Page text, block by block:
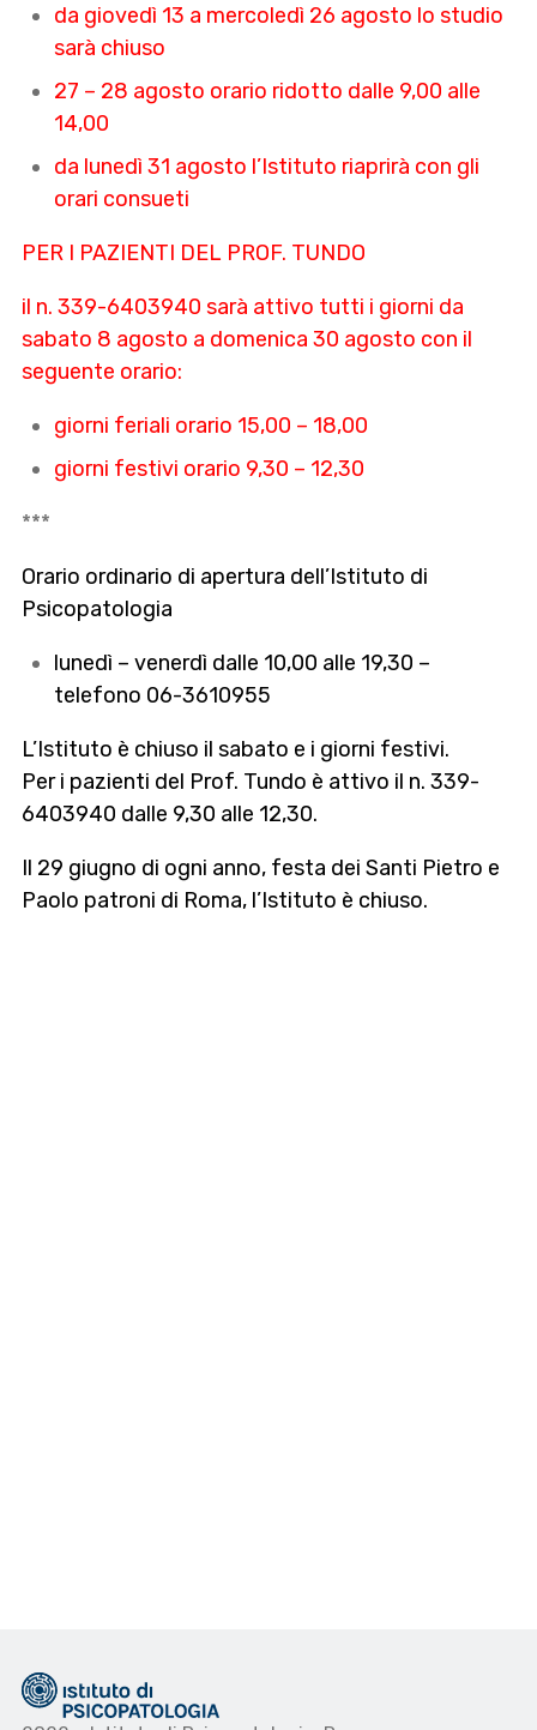
da giovedì 13 a mercoledì 26 agosto lo studio
sarà chiuso
27 – 28 agosto orario ridotto dalle 9,00 alle
14,00
da lunedì 31 agosto l’Istituto riaprirà con gli
orari consueti
PER I PAZIENTI DEL PROF. TUNDO
il n. 339-6403940 sarà attivo tutti i giorni da
sabato 8 agosto a domenica 30 agosto con il
seguente orario:
giorni feriali orario 15,00 – 18,00
giorni festivi orario 9,30 – 12,30
***
Orario ordinario di apertura dell’Istituto di
Psicopatologia
lunedì – venerdì dalle 10,00 alle 19,30 –
telefono 06-3610955
L’Istituto è chiuso il sabato e i giorni festivi.
Per i pazienti del Prof. Tundo è attivo il n. 339-
6403940 dalle 9,30 alle 12,30.
Il 29 giugno di ogni anno, festa dei Santi Pietro e
Paolo patroni di Roma, l’Istituto è chiuso.